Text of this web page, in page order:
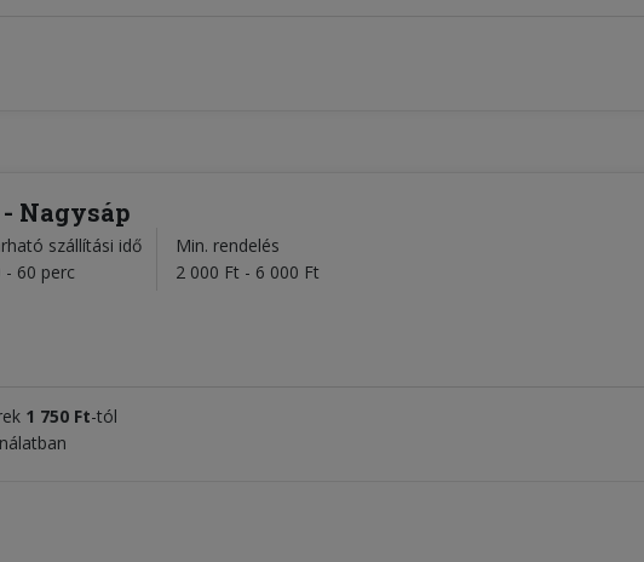
Nagysáp
szállítási idő
- 60 perc
Min. rendelés
2 000 Ft - 6 000 Ft
1 750 Ft-tól